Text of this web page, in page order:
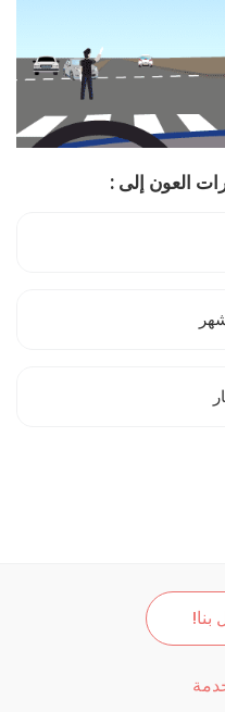
العون إلى :
بنا!